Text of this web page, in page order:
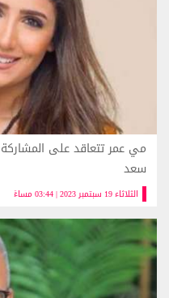
الثلاثاء 19 سبتمبر 2023 | 03:44 مساءً
مي عمر تتعاقد على
سعد